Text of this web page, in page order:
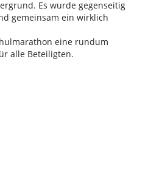
Es wurde gegenseitig
gemeinsam ein wirklich
eine rundum
alle Beteiligten.